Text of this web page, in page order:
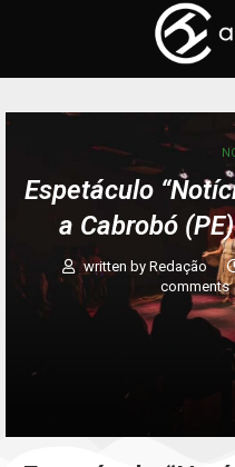
Espetáculo
a Cabrobó
written by Redação
comments